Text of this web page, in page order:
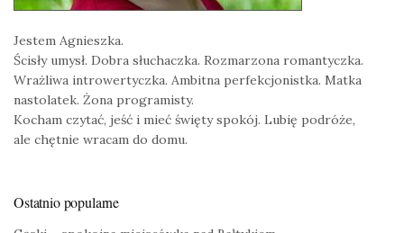
Jestem Agnieszka.
Ścisły umysł. Dobra słuchaczka. Rozmarzona romantyczka.
Wrażliwa introwertyczka. Ambitna perfekcjonistka. Matka
nastolatek. Żona programisty.
Kocham czytać, jeść i mieć święty spokój. Lubię podróże,
ale chętnie wracam do domu.
Ostatnio popularne